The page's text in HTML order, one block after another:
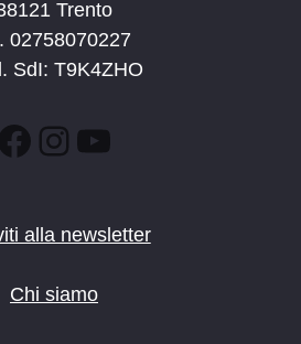
Trento
02758070227
SdI: T9K4ZHO
Instagram
YouTube
alla newsletter
Chi siamo